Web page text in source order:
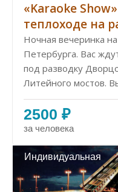
«Karaoke
теплоходе на
Ночная вечеринка
Петербурга. Вас
под разводку
Литейного мостов.
2500 ₽
за человека
Индивидуальная